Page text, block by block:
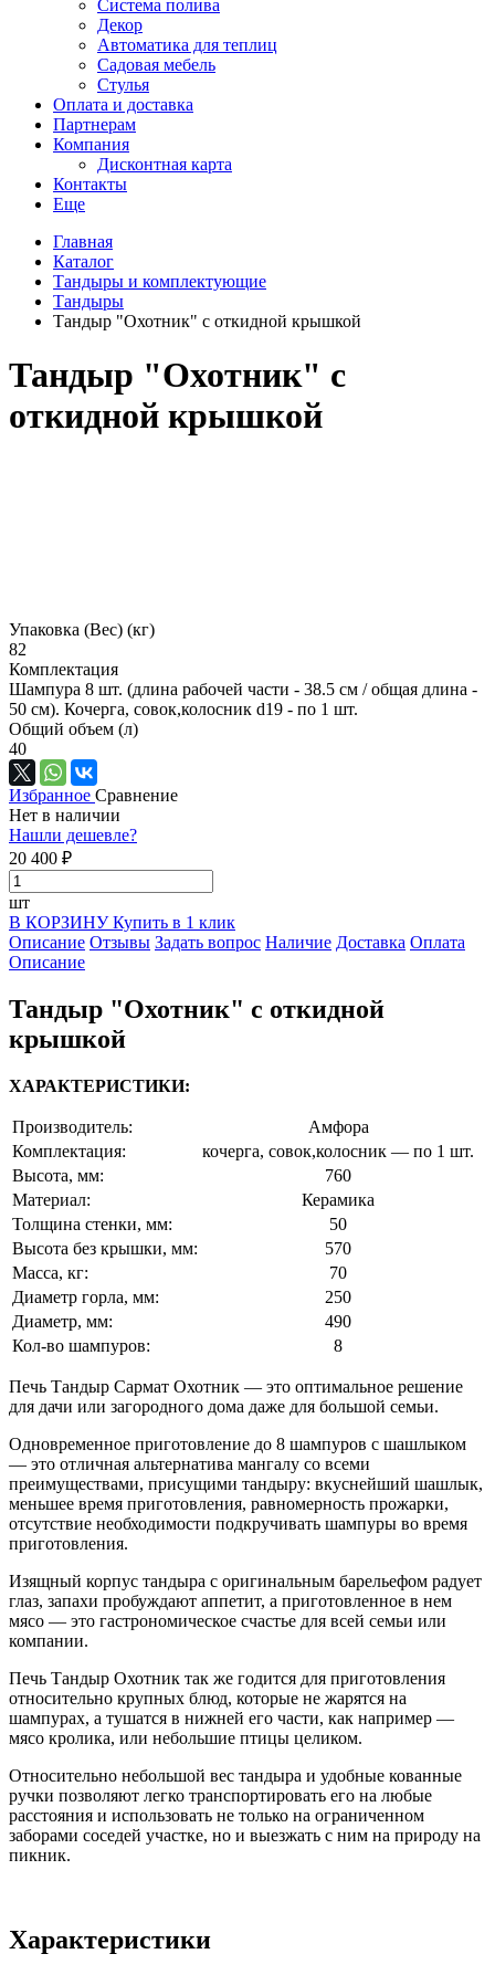
Система полива
Декор
Автоматика для теплиц
Садовая мебель
Стулья
Оплата и доставка
Партнерам
Компания
Дисконтная карта
Контакты
Еще
Главная
Каталог
Тандыры и комплектующие
Тандыры
Тандыр "Охотник" с откидной крышкой
Тандыр "Охотник" с
откидной крышкой
Упаковка (Вес) (кг)
82
Комплектация
Шампура 8 шт. (длина рабочей части - 38.5 см / общая длина -
50 см). Кочерга, совок,колосник d19 - по 1 шт.
Общий объем (л)
40
Избранное Сравнение
Нет в наличии
Нашли дешевле?
20 400 ₽
шт
В КОРЗИНУКупить в 1 клик
Описание Отзывы Задать вопрос Наличие Доставка Оплата
Описание
Тандыр "Охотник" с откидной
крышкой
ХАРАКТЕРИСТИКИ:
Производитель:
Амфора
Комплектация:
кочерга, совок,колосник — по 1 шт.
Высота, мм:
760
Материал:
Керамика
Толщина стенки, мм:
50
Высота без крышки, мм:
570
Масса, кг:
70
Диаметр горла, мм:
250
Диаметр, мм:
490
Кол-во шампуров:
8
Печь Тандыр Сармат Охотник — это оптимальное решение
для дачи или загородного дома даже для большой семьи.
Одновременное приготовление до 8 шампуров с шашлыком
— это отличная альтернатива мангалу со всеми
преимуществами, присущими тандыру: вкуснейший шашлык,
меньшее время приготовления, равномерность прожарки,
отсутствие необходимости подкручивать шампуры во время
приготовления.
Изящный корпус тандыра с оригинальным барельефом радует
глаз, запахи пробуждают аппетит, а приготовленное в нем
мясо — это гастрономическое счастье для всей семьи или
компании.
Печь Тандыр Охотник так же годится для приготовления
относительно крупных блюд, которые не жарятся на
шампурах, а тушатся в нижней его части, как например —
мясо кролика, или небольшие птицы целиком.
Относительно небольшой вес тандыра и удобные кованные
ручки позволяют легко транспортировать его на любые
расстояния и использовать не только на ограниченном
заборами соседей участке, но и выезжать с ним на природу на
пикник.
Характеристики